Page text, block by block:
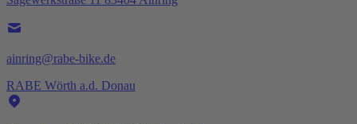
ainring@rabe-bike.de
RABE Wörth a.d. Donau